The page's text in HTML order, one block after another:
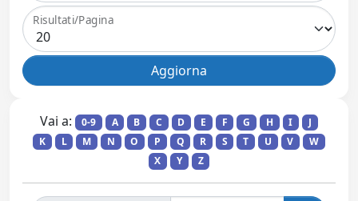
Risultati/Pagina
Vai a: 0-9 A B C D E F G H I
J
K
L M N O P Q R S T U V
W
X
Y Z